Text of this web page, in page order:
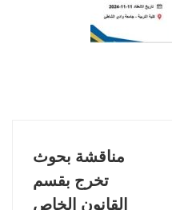
مناقشة بحوث
تخرج بقسم
القانون الخاص